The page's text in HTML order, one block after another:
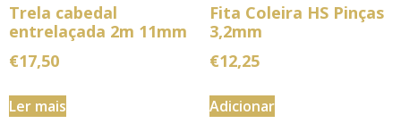
Trela cabedal
entrelaçada 2m 11mm
€17,50
Ler mais
Fita Coleira HS Pinças
3,2mm
€12,25
Adicionar